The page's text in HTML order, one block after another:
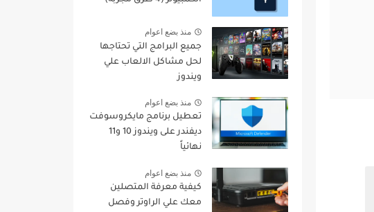
منذ بضع اعوام
جميع البرامج التي تحتاجها
لحل مشاكل الالعاب علي
ويندوز
منذ بضع اعوام
تعطيل برنامج مايكروسوفت
ديفندر على ويندوز 10 و11
نهائياً
منذ بضع اعوام
كيفية معرفة المتصلين
معك علي الراوتر وفصل